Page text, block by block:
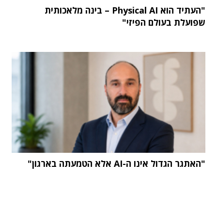
"העתיד הוא Physical AI – בינה מלאכותית
שפועלת בעולם הפיזי"
"האתגר הגדול אינו ה-AI אלא הטמעתה בארגון"